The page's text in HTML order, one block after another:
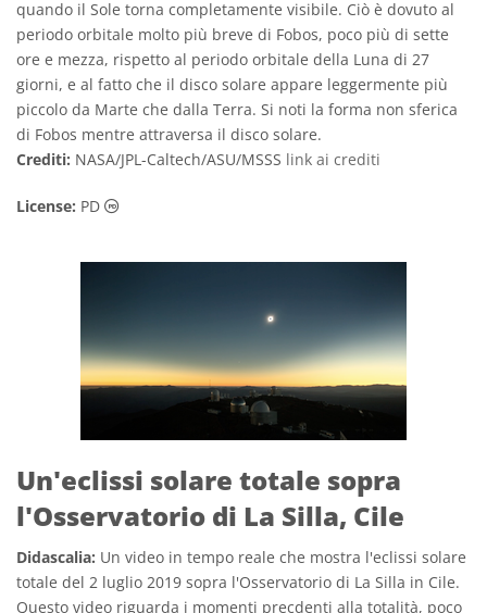
quando il Sole torna completamente visibile. Ciò è dovuto al
periodo orbitale molto più breve di Fobos, poco più di sette
ore e mezza, rispetto al periodo orbitale della Luna di 27
giorni, e al fatto che il disco solare appare leggermente più
piccolo da Marte che dalla Terra. Si noti la forma non sferica
di Fobos mentre attraversa il disco solare.
Crediti: NASA/JPL-Caltech/ASU/MSSS link ai crediti
License: PD Dominio Pubblico icone
Un'eclissi solare totale sopra
l'Osservatorio di La Silla, Cile
Didascalia: Un video in tempo reale che mostra l'eclissi solare
totale del 2 luglio 2019 sopra l'Osservatorio di La Silla in Cile.
Questo video riguarda i momenti precdenti alla totalità, poco